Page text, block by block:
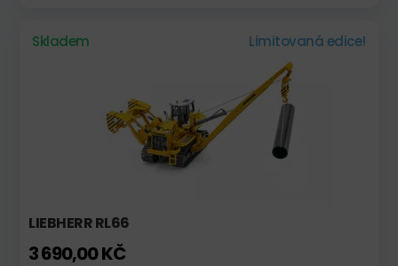
Skladem Limitovaná edice!
LIEBHERR RL66
3 690,00 KČ